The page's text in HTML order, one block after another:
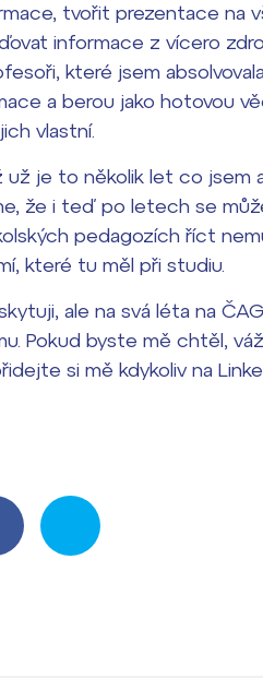
tvořit prezentace na
informace z vícero
které jsem
a berou jako hotovou
vlastní.
je to několik let co jsem
že i teď po letech se
pedagozích říct
které tu měl při studiu.
ale na svá léta na
Pokud byste mě chtěl,
si mě kdykoliv na